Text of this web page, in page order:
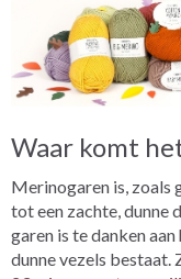
Waar komt
Merinogaren is, zoals
tot een zachte, dunne
garen is te danken
dunne vezels bestaat.